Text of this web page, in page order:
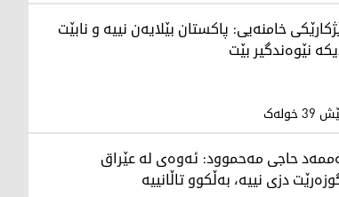
خامنەیی: پاکستان بێلایەن نییە و نابێت
نێوەندگیر بێت
خولەک
حاجی مەحموود: ئەوەی لە عێراق
دزی نییە، بەڵکوو تاڵانییە